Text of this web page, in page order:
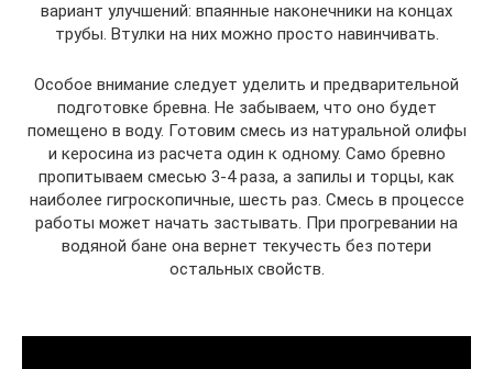
вариант улучшений: впаянные наконечники на концах
трубы. Втулки на них можно просто навинчивать.
Особое внимание следует уделить и предварительной
подготовке бревна. Не забываем, что оно будет
помещено в воду. Готовим смесь из натуральной олифы
и керосина из расчета один к одному. Само бревно
пропитываем смесью 3-4 раза, а запилы и торцы, как
наиболее гигроскопичные, шесть раз. Смесь в процессе
работы может начать застывать. При прогревании на
водяной бане она вернет текучесть без потери
остальных свойств.